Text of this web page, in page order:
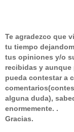
Te agradezco que
tu tiempo
tus opiniones y/o
recibidas y
pueda contestar a
alguna duda),
enormemente. .
Gracias.